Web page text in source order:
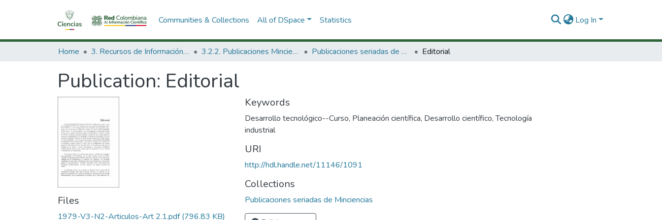
Communities & Collections All of DSpace Statistics Log In
Home 3. Recursos de Información Científica y Tecnológica 3.2.2. Publicaciones Minciencias Publicaciones seriadas de Minciencias Editorial
Publication: Editorial
Files
1979-V3-N2-Articulos-Art 2.1.pdf(796.83 KB)
Keywords
Desarrollo tecnológico--Curso, Planeación científica, Desarrollo científico,Tecnología
industrial
URI
http://hdl.handle.net/11146/1091
Collections
Publicaciones seriadas de Minciencias